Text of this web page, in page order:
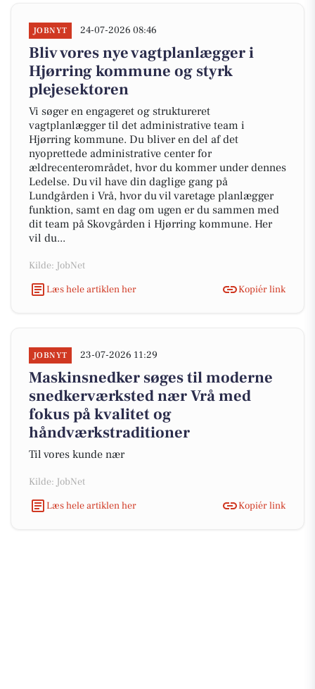
JOBNYT 24-07-2026 08:46
Bliv vores nye vagtplanlægger i
Hjørring kommune og styrk
plejesektoren
Vi søger en engageret og struktureret
vagtplanlægger til det administrative team i
Hjørring kommune. Du bliver en del af det
nyoprettede administrative center for
ældrecenterområdet, hvor du kommer under dennes
Ledelse. Du vil have din daglige gang på
Lundgården i Vrå, hvor du vil varetage planlægger
funktion, samt en dag om ugen er du sammen med
dit team på Skovgården i Hjørring kommune. Her
vil du...
Kilde: JobNet
Læs hele artiklen her
Kopiér link
JOBNYT 23-07-2026 11:29
Maskinsnedker søges til moderne
snedkerværksted nær Vrå med
fokus på kvalitet og
håndværkstraditioner
Til vores kunde nær
Kilde: JobNet
Læs hele artiklen her
Kopiér link